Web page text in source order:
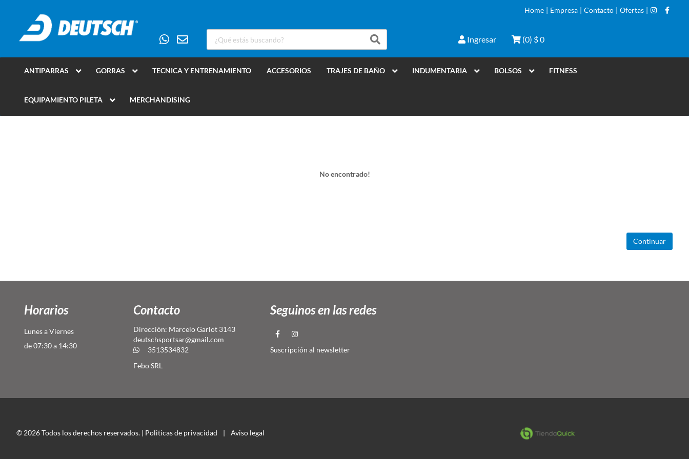
Home | Empresa | Contacto | Ofertas |
Ingresar (0) $ 0
ANTIPARRAS GORRAS TECNICA Y ENTRENAMIENTO ACCESORIOS TRAJES DE BAÑO INDUMENTARIA BOLSOS FITNESS
EQUIPAMIENTO PILETA MERCHANDISING
No encontrado!
Continuar
Horarios
Lunes a Viernes
de 07:30 a 14:30
Contacto
Dirección: Marcelo Garlot 3143
deutschsportsar@gmail.com
3513534832
Febo SRL
Seguinos en las redes
Suscripción al newsletter
© 2026 Todos los derechos reservados. | Politicas de privacidad | Aviso legal